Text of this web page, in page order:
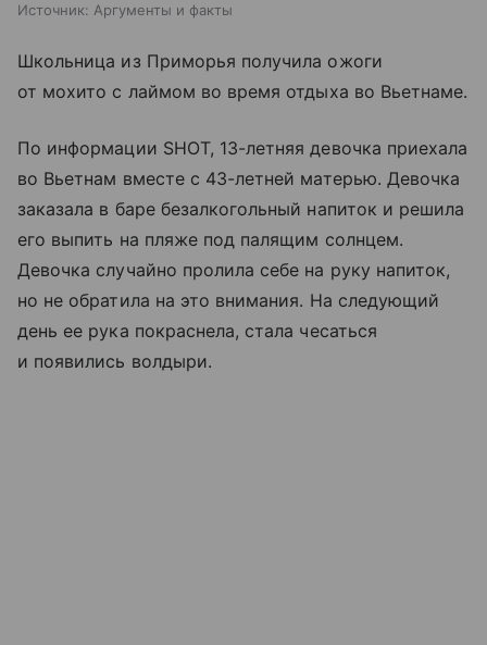
Источник: Аргументы и факты
Школьница из Приморья получила ожоги
от мохито с лаймом во время отдыха во Вьетнаме.
По информации SHOT, 13-летняя девочка приехала
во Вьетнам вместе с 43-летней матерью. Девочка
заказала в баре безалкогольный напиток и решила
его выпить на пляже под палящим солнцем.
Девочка случайно пролила себе на руку напиток,
но не обратила на это внимания. На следующий
день ее рука покраснела, стала чесаться
и появились волдыри.